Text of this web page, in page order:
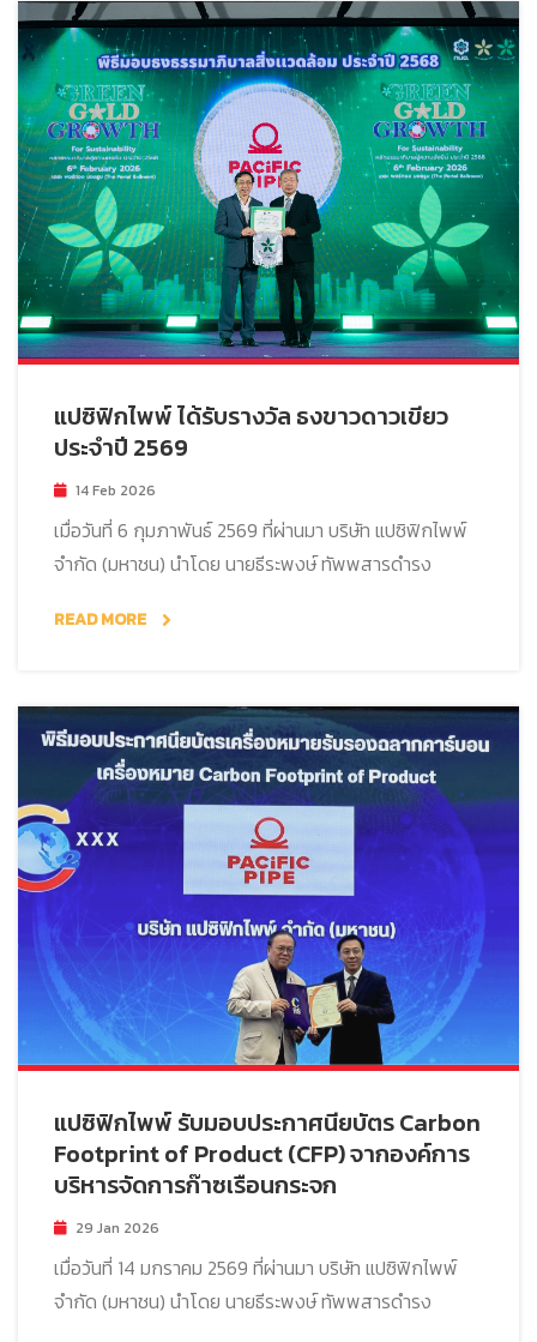
แปซิฟิกไพพ์ ได้รับรางวัล ธงขาวดาวเขียว
ประจำปี 2569
14 Feb 2026
เมื่อวันที่ 6 กุมภาพันธ์ 2569 ที่ผ่านมา บริษัท แปซิฟิกไพพ์
จำกัด (มหาชน) นำโดย นายธีระพงษ์ ทัพพสารดำรง
READ MORE
แปซิฟิกไพพ์ รับมอบประกาศนียบัตร Carbon
Footprint of Product (CFP) จากองค์การ
บริหารจัดการก๊าซเรือนกระจก
29 Jan 2026
เมื่อวันที่ 14 มกราคม 2569 ที่ผ่านมา บริษัท แปซิฟิกไพพ์
จำกัด (มหาชน) นำโดย นายธีระพงษ์ ทัพพสารดำรง